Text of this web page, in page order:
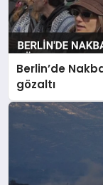
Berlin’de
gözaltı